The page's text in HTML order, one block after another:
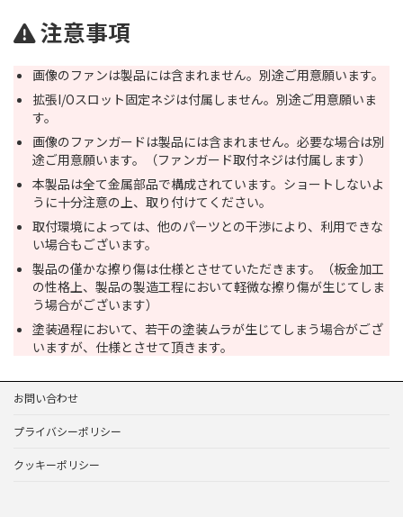
注意事項
画像のファンは製品には含まれません。別途ご用意願います。
拡張I/Oスロット固定ネジは付属しません。別途ご用意願いま
す。
画像のファンガードは製品には含まれません。必要な場合は別
途ご用意願います。（ファンガード取付ネジは付属します）
本製品は全て金属部品で構成されています。ショートしないよ
うに十分注意の上、取り付けてください。
取付環境によっては、他のパーツとの干渉により、利用できな
い場合もございます。
製品の僅かな擦り傷は仕様とさせていただきます。（板金加工
の性格上、製品の製造工程において軽微な擦り傷が生じてしま
う場合がございます）
塗装過程において、若干の塗装ムラが生じてしまう場合がござ
いますが、仕様とさせて頂きます。
お問い合わせ
プライバシーポリシー
クッキーポリシー